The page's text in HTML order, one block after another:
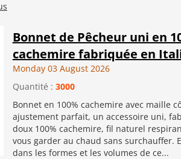
Bonnet de Pêcheur uni en
cachemire fabriquée en
Monday 03 August 2026
Quantité : 3000
Bonnet en 100% cachemire avec maille
ajustement parfait, un accessoire uni,
doux 100% cachemire, fil naturel
vous garder au chaud sans surchauffer.
dans les formes et les volumes de ce...